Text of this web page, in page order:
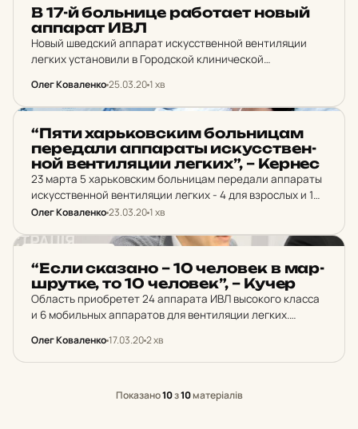
В 17-й боль­ни­це ра­бо­та­ет новый
ап­па­рат ИВЛ
Новый шведский аппарат искусственной вентиляции
легких установили в Городской клинической
Олег Коваленко25.03.201 хв
“Пяти харь­ков­ским боль­ни­цам
пе­ре­да­ли ап­па­раты ис­кус­ствен­
ной вен­ти­ля­ции легких”, – Кернес
23 марта 5 харьковским больницам передали аппараты
искусственной вентиляции легких - 4 для взрослых и 1
для детей. Деньги на их приобретение выделил
Олег Коваленко23.03.201 хв
“Если ска­за­но – 10 че­ло­век в мар­
шрут­ке, то 10 че­ло­век”, – Кучер
Область приобретет 24 аппарата ИВЛ высокого класса
и 6 мобильных аппаратов для вентиляции легких.
сокращенной процедуре.
Олег Коваленко17.03.202 хв
Показано10з10матеріалів